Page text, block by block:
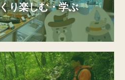
り楽しむ・学ぶ